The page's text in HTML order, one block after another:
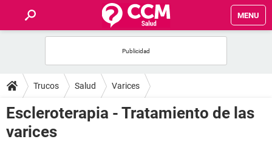
MENU
FOROS
SALUD
FAMILIA
Trucos Salud Varices
Escleroterapia - Tratamiento de las
varices